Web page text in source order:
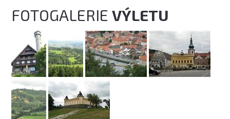
FOTOGALERIEVÝLETU